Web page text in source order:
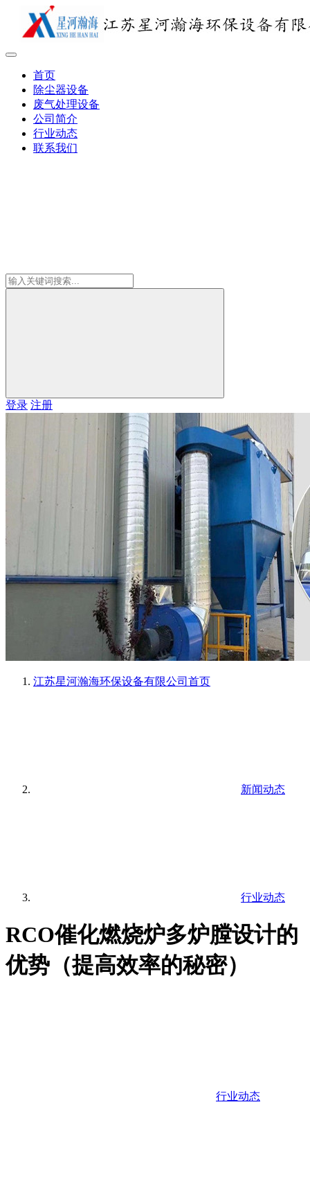
首页
除尘器设备
废气处理设备
公司简介
行业动态
联系我们
登录 注册
江苏星河瀚海环保设备有限公司 首页
新闻动态
行业动态
RCO催化燃烧炉多炉膛设计的
优势（提高效率的秘密）
行业动态